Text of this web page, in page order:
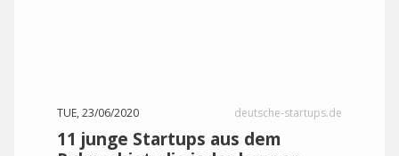
TUE, 23/06/2020 deutsche-startups.de
11 junge Startups aus dem